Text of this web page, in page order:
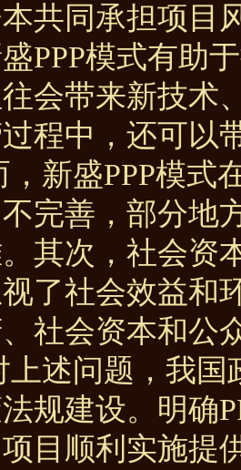
共同承担项目
PPP模式有助
会带来新技术
程中，还可以
，新盛PPP模式
完善，部分地
其次，社会资
了社会效益和
社会资本和公
上述问题，我
规建设。明确
目顺利实施提